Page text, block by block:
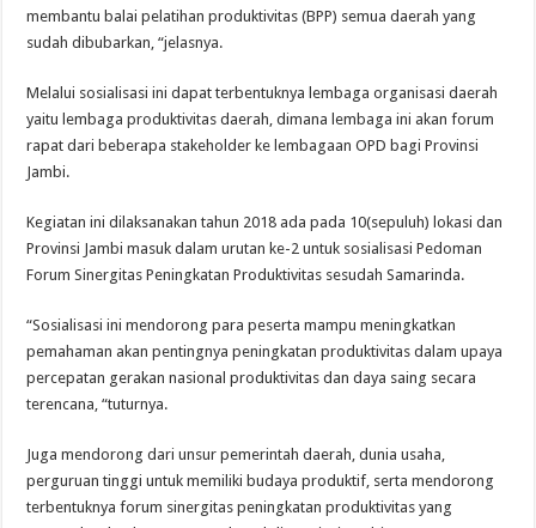
membantu balai pelatihan produktivitas (BPP) semua daerah yang
sudah dibubarkan, “jelasnya.
Melalui sosialisasi ini dapat terbentuknya lembaga organisasi daerah
yaitu lembaga produktivitas daerah, dimana lembaga ini akan forum
rapat dari beberapa stakeholder ke lembagaan OPD bagi Provinsi
Jambi.
Kegiatan ini dilaksanakan tahun 2018 ada pada 10(sepuluh) lokasi dan
Provinsi Jambi masuk dalam urutan ke-2 untuk sosialisasi Pedoman
Forum Sinergitas Peningkatan Produktivitas sesudah Samarinda.
“Sosialisasi ini mendorong para peserta mampu meningkatkan
pemahaman akan pentingnya peningkatan produktivitas dalam upaya
percepatan gerakan nasional produktivitas dan daya saing secara
terencana, “tuturnya.
Juga mendorong dari unsur pemerintah daerah, dunia usaha,
perguruan tinggi untuk memiliki budaya produktif, serta mendorong
terbentuknya forum sinergitas peningkatan produktivitas yang